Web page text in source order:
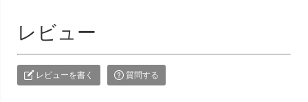
レビュー
レビューを書く 質問する